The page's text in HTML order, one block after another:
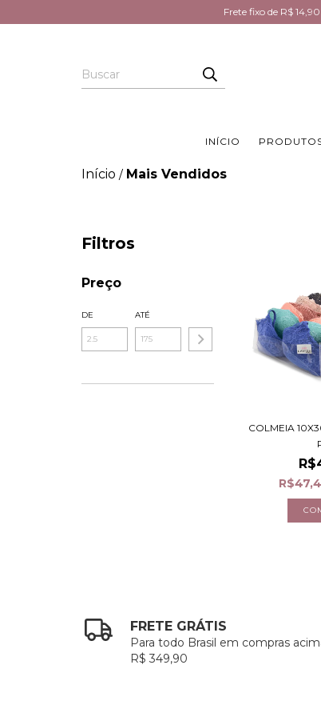
Frete fixo de R$
INÍCIO
Início / Mais Vendidos
Filtros
Preço
DE ATÉ
COLMEIA
FRETE GRÁTIS
Para todo Brasil em compras
R$ 349,90